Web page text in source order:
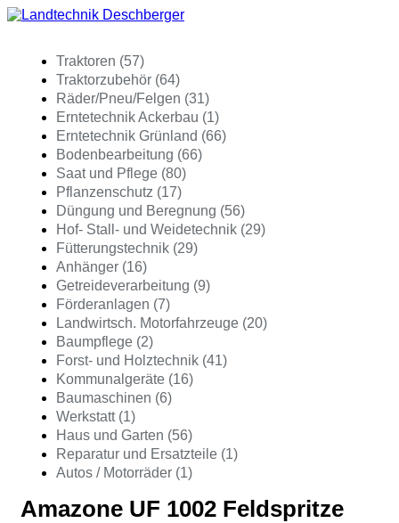
Traktoren (57)
Traktorzubehör (64)
Räder/Pneu/Felgen (31)
Erntetechnik Ackerbau (1)
Erntetechnik Grünland (66)
Bodenbearbeitung (66)
Saat und Pflege (80)
Pflanzenschutz (17)
Düngung und Beregnung (56)
Hof- Stall- und Weidetechnik (29)
Fütterungstechnik (29)
Anhänger (16)
Getreideverarbeitung (9)
Förderanlagen (7)
Landwirtsch. Motorfahrzeuge (20)
Baumpflege (2)
Forst- und Holztechnik (41)
Kommunalgeräte (16)
Baumaschinen (6)
Werkstatt (1)
Haus und Garten (56)
Reparatur und Ersatzteile (1)
Autos / Motorräder (1)
Amazone UF 1002 Feldspritze